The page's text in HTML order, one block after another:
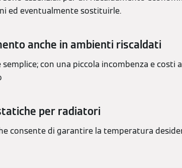
ed eventualmente sostituirle.
anche in ambienti riscaldati
con una piccola incombenza e costi
per radiatori
consente di garantire la temperatura